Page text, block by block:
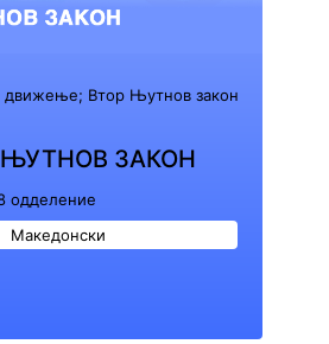
движење; Втор Њутнов закон
ЗАКОН
одделение
Македонски